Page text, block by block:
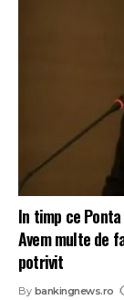
In timp ce
Avem multe de
potrivit
By bankingnews.ro